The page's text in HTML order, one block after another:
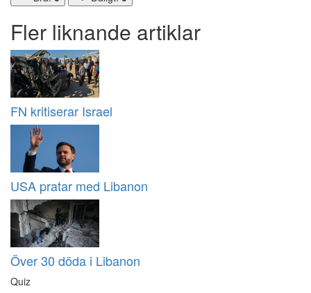
Fler liknande artiklar
FN kritiserar Israel
USA pratar med Libanon
Över 30 döda i Libanon
Quiz